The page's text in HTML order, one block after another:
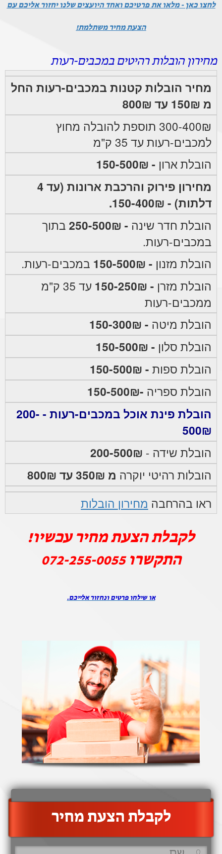
לחצו כאן - מלאו את פרטיכם ואחד היועצים שלנו יחזור אליכם עם
הצעת מחיר משתלמת!
מחירון הובלות רהיטים במכבים-רעות
מחיר הובלות קטנות במכבים-רעות החל
מ 150₪ עד 800₪
300-400₪ תוספת להובלה מחוץ
למכבים-רעות עד 35 ק"מ
הובלת ארון - 150-500₪
מחירון פירוק והרכבת ארונות (עד 4
דלתות) - 150-400₪.
הובלת חדר שינה - 250-500₪
בתוך
במכבים-רעות.
הובלת מזנון - 150-500₪
במכבים-רעות.
הובלת מזרן - 150-250₪
עד 35 ק"מ
ממכבים-רעות
הובלת מיטה - 150-300₪
הובלת סלון - 150-500₪
הובלת ספות - 150-500₪
הובלת ספריה -150-500₪
הובלת פינת אוכל במכבים-רעות - 200-
500₪
הובלת שידה - 200-500₪
הובלות רהיטי יוקרה מ 350₪ עד 800₪
ראו בהרחבה מחירון הובלות
לקבלת הצעת מחיר עכשיו!
התקשרו072-255-0055
או שילחו פרטים ונחזור אלייכם.
‫לקבלת הצעת מחיר